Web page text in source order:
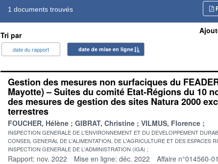
1 documents trouvés
Tri par
date du rapport date de mise en ligne
Gestion des mesures non surfaciques du
Mayotte) – Suites du comité Etat-Régions du 10
des mesures de gestion des sites Natura 2000
terrestres
FOUCHER, Hélène GIBRAT, Christine VILMUS, Florence
INSPECTION GENERALE DE L'ENVIRONNEMENT ET DU DEVELOPPEMENT
CONSEIL GENERAL DE L'ALIMENTATION, DE L'AGRICULTURE ET DES ESPACES
INSPECTION GENERALE DE L'ADMINISTRATION (IGA)
Rapport: nov. 2022 Mise en ligne: déc. 2022 Affaire n°014560-01